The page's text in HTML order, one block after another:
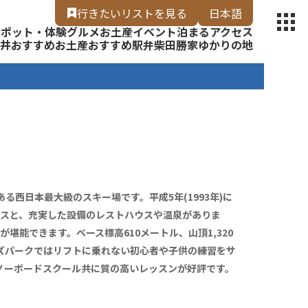
福いろ】
行きたいリストを見る
日本語
English
ット・体験グルメお土産イベント泊まるアクセス
おすすめお土産おすすめ駅弁柴田勝家ゆかりの地
西日本最大級のスキー場です。平成5年(1993年)に
と、充実した設備のレストハウスや温泉がありま
堪能できます。ベース標高610メートル、山頂1,320
ークではリフトに乗れない初心者や子供の練習をサ
ボードスクール共に質の高いレッスンが好評です。